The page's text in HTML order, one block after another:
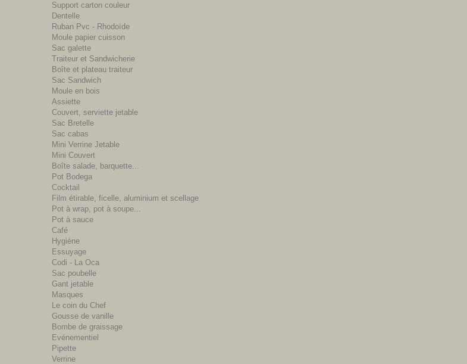
Support carton couleur
Dentelle
Ruban Pvc - Rhodoïde
Moule papier cuisson
Sac galette
Traiteur et Sandwicherie
Boîte et plateau traiteur
Sac Sandwich
Moule en bois
Assiette
Couvert, serviette jetable
Sac Bretelle
Sac cabas
Mini Verrine Jetable
Mini Couvert
Boîte salade, barquette...
Pot Bodega
Cocktail
Film étirable, ficelle, aluminium et scellage
Pot à wrap, pot à soupe...
Pot à sauce
Café
Hygiène
Essuyage
Codi - La Oca
Sac poubelle
Gant jetable
Masques
Le coin du Chef
Gousse de vanille
Bombe de graissage
Evénementiel
Pipette
Verrine